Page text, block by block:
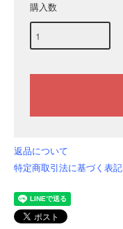
購入数
返品について
特定商取引法に基づく表記